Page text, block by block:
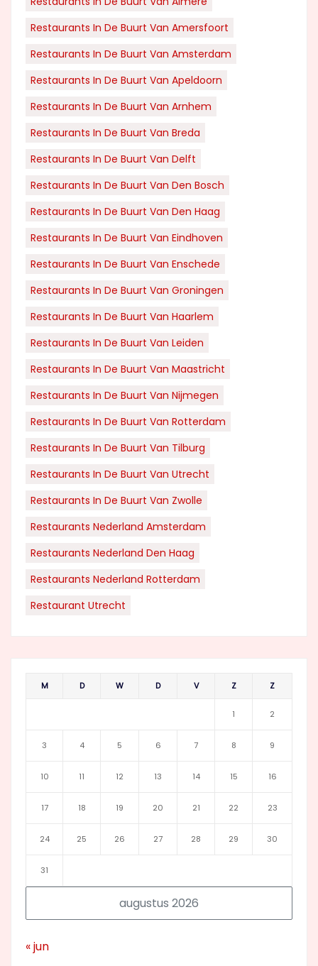
Restaurants In De Buurt Van Amersfoort
Restaurants In De Buurt Van Amsterdam
Restaurants In De Buurt Van Apeldoorn
Restaurants In De Buurt Van Arnhem
Restaurants In De Buurt Van Breda
Restaurants In De Buurt Van Delft
Restaurants In De Buurt Van Den Bosch
Restaurants In De Buurt Van Den Haag
Restaurants In De Buurt Van Eindhoven
Restaurants In De Buurt Van Enschede
Restaurants In De Buurt Van Groningen
Restaurants In De Buurt Van Haarlem
Restaurants In De Buurt Van Leiden
Restaurants In De Buurt Van Maastricht
Restaurants In De Buurt Van Nijmegen
Restaurants In De Buurt Van Rotterdam
Restaurants In De Buurt Van Tilburg
Restaurants In De Buurt Van Utrecht
Restaurants In De Buurt Van Zwolle
Restaurants Nederland Amsterdam
Restaurants Nederland Den Haag
Restaurants Nederland Rotterdam
Restaurant Utrecht
augustus 2026
M D W D V Z Z
1 2
3 4 5 6 7 8 9
10 11 12 13 14 15 16
17 18 19 20 21 22 23
24 25 26 27 28 29 30
31
« jun